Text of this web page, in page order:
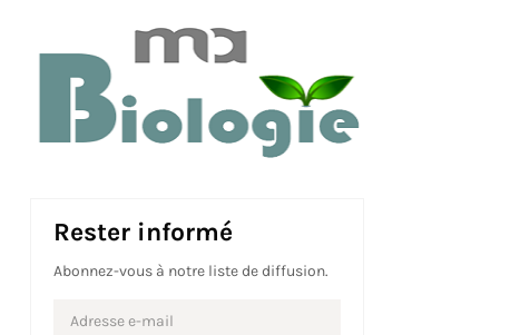
Rester informé
Abonnez-vous à notre liste de diffusion.